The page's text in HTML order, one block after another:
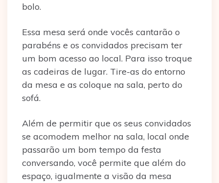
bolo.
Essa mesa será onde vocês cantarão o
parabéns e os convidados precisam ter
um bom acesso ao local. Para isso troque
as cadeiras de lugar. Tire-as do entorno
da mesa e as coloque na sala, perto do
sofá.
Além de permitir que os seus convidados
se acomodem melhor na sala, local onde
passarão um bom tempo da festa
conversando, você permite que além do
espaço, igualmente a visão da mesa